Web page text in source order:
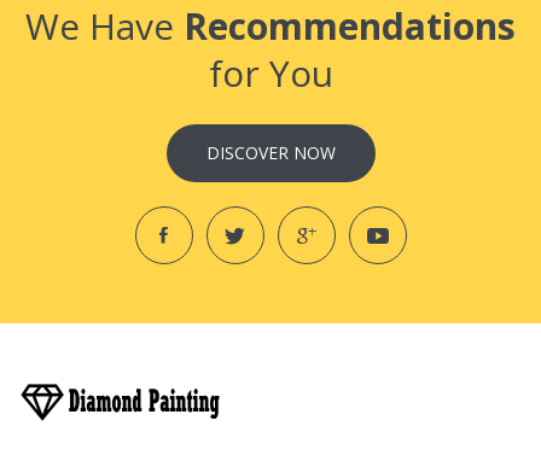
We Have Recommendations
for You
DISCOVER NOW